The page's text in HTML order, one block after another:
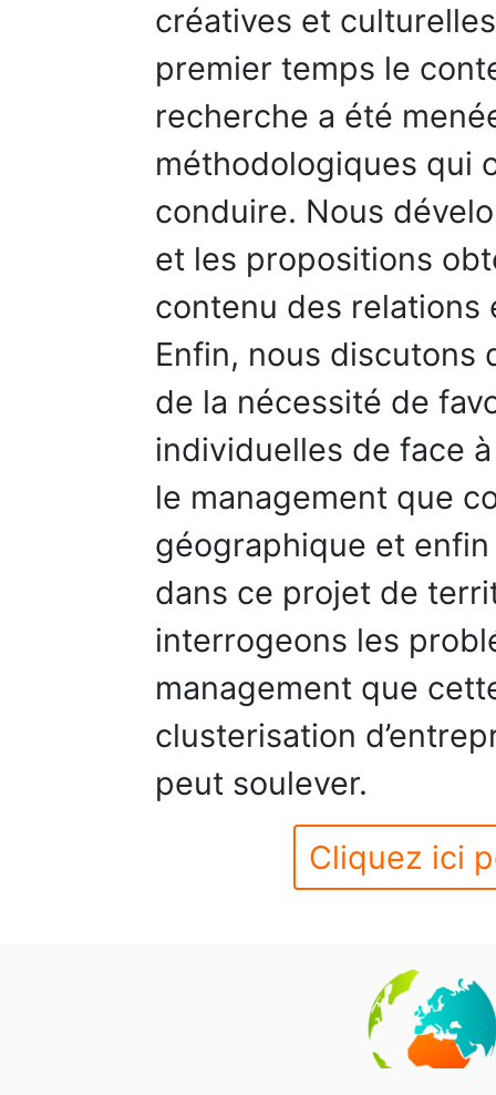
créatives et
premier temps le
recherche a été
méthodologiques qui
conduire. Nous
et les propositions
contenu des
Enfin, nous discutons
de la nécessité de
individuelles de face
le management que
géographique et
dans ce projet de
interrogeons les
management que
clusterisation
peut soulever.
Cliquez ici